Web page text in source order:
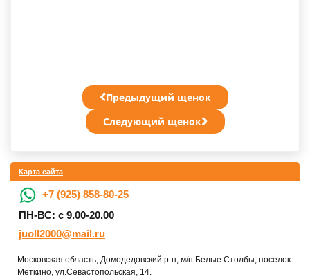
Предыдущий щенок
Следующий щенок
Карта сайта
+7 (925) 858-80-25
ПН-ВС: с 9.00-20.00
juoll2000@mail.ru
Московская область, Домодедовский р-н, м/н Белые Столбы, поселок
Меткино, ул.Севастопольская, 14.